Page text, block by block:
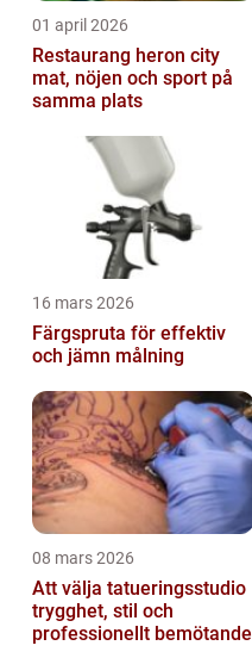
01 april 2026
Restaurang heron city
mat, nöjen och sport på
samma plats
16 mars 2026
Färgspruta för effektiv
och jämn målning
08 mars 2026
Att välja tatueringsstudio
trygghet, stil och
professionellt bemötande